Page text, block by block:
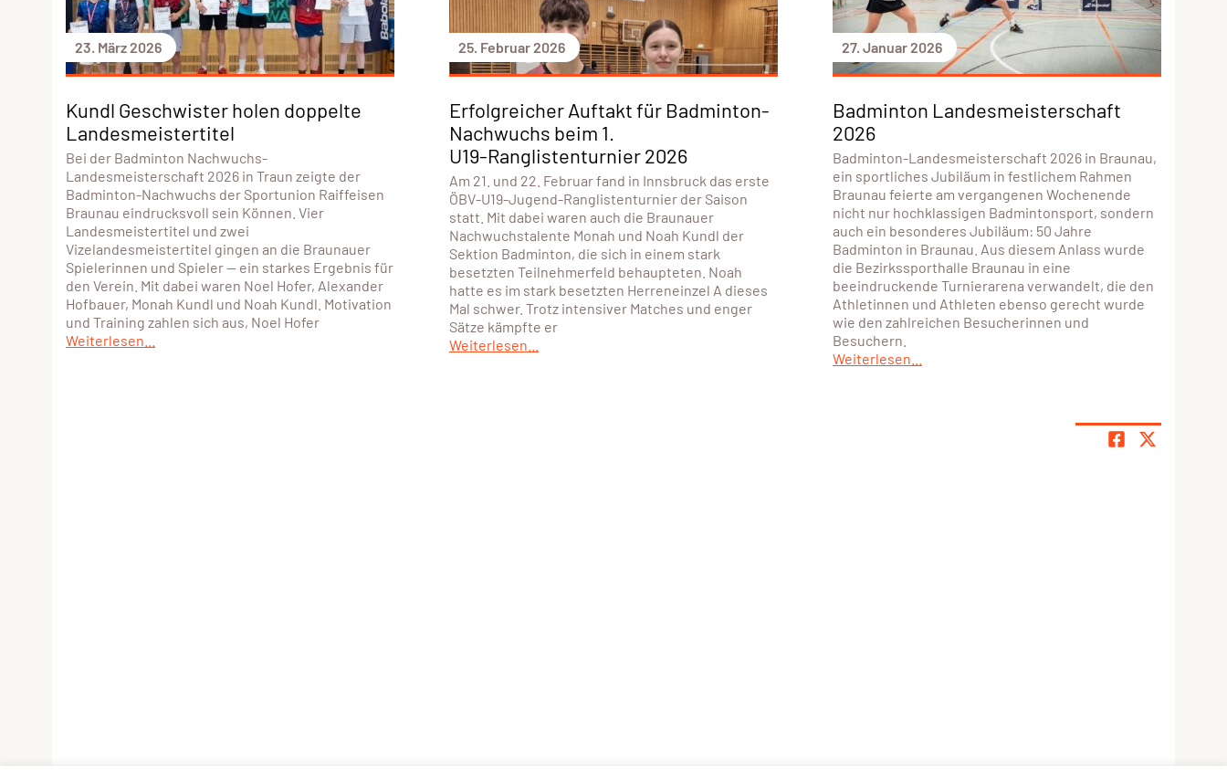
23. März 2026
Kundl Geschwister holen doppelte
Landesmeistertitel
Bei der Badminton Nachwuchs-
Landesmeisterschaft 2026 in Traun zeigte der
Badminton-Nachwuchs der Sportunion Raiffeisen
Braunau eindrucksvoll sein Können. Vier
Landesmeistertitel und zwei
Vizelandesmeistertitel gingen an die Braunauer
Spielerinnen und Spieler — ein starkes Ergebnis für
den Verein. Mit dabei waren Noel Hofer, Alexander
Hofbauer, Monah Kundl und Noah Kundl. Motivation
und Training zahlen sich aus, Noel Hofer
Weiterlesen...
25. Februar 2026
Erfolgreicher Auftakt für Badminton-
Nachwuchs beim 1.
U19‑Ranglistenturnier 2026
Am 21. und 22. Februar fand in Innsbruck das erste
ÖBV‑U19‑Jugend‑Ranglistenturnier der Saison
statt. Mit dabei waren auch die Braunauer
Nachwuchstalente Monah und Noah Kundl der
Sektion Badminton, die sich in einem stark
besetzten Teilnehmerfeld behaupteten. Noah
hatte es im stark besetzten Herreneinzel A dieses
Mal schwer. Trotz intensiver Matches und enger
Sätze kämpfte er
Weiterlesen...
27. Januar 2026
Badminton Landesmeisterschaft
2026
Badminton-Landesmeisterschaft 2026 in Braunau,
ein sportliches Jubiläum in festlichem Rahmen
Braunau feierte am vergangenen Wochenende
nicht nur hochklassigen Badmintonsport, sondern
auch ein besonderes Jubiläum: 50 Jahre
Badminton in Braunau. Aus diesem Anlass wurde
die Bezirkssporthalle Braunau in eine
beeindruckende Turnierarena verwandelt, die den
Athletinnen und Athleten ebenso gerecht wurde
wie den zahlreichen Besucherinnen und
Besuchern.
Weiterlesen...